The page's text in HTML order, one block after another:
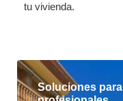
tu vivienda.
Soluciones para